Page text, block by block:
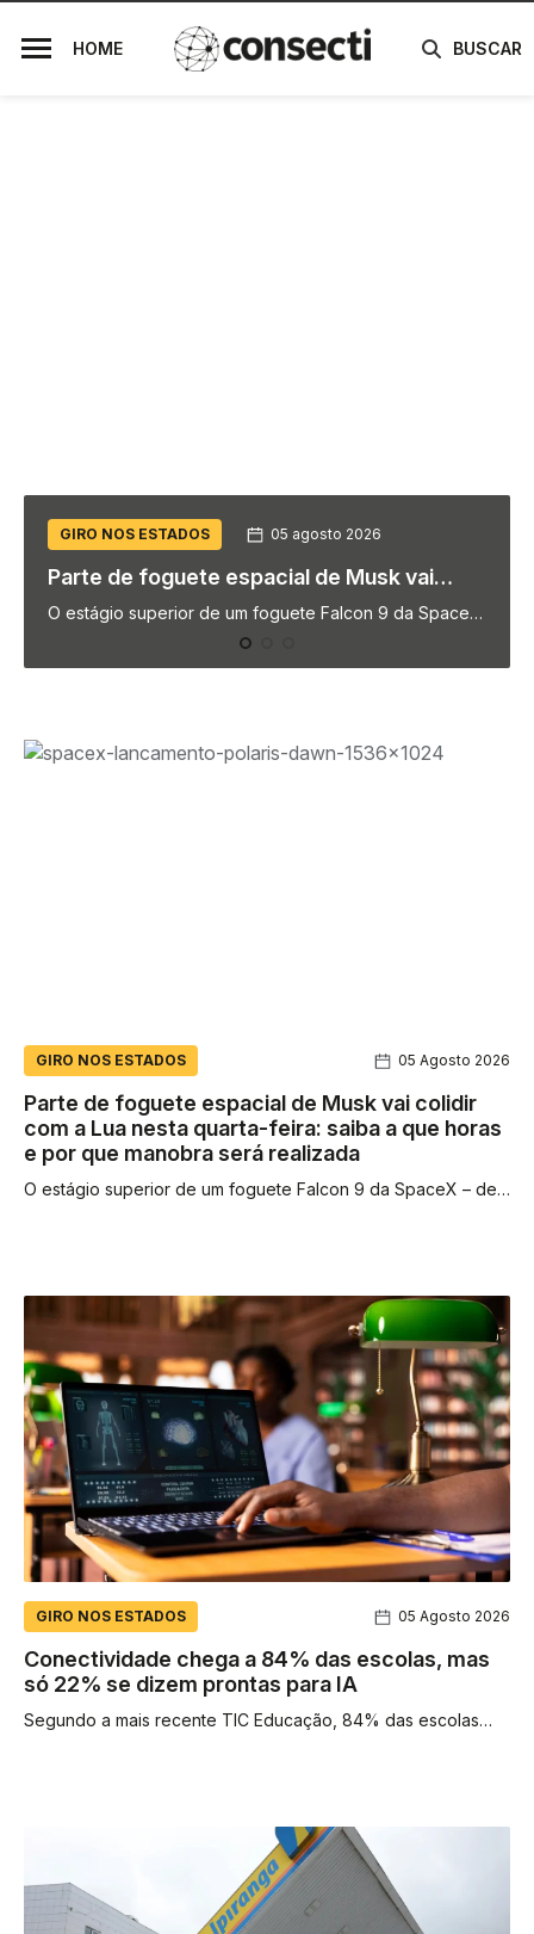
HOME BUSCAR
GIRO NOS ESTADOS 05 agosto 2026
Conectividade chega a 84% das escolas,
mas só 22% se dizem prontas para IA
Segundo a mais recente TIC Educação, 84% das
escolas contam com acesso à Internet para uso dos
GIRO NOS ESTADOS 05 Agosto 2026
Parte de foguete espacial de Musk vai colidir
com a Lua nesta quarta-feira: saiba a que horas
e por que manobra será realizada
O estágio superior de um foguete Falcon 9 da SpaceX – de
GIRO NOS ESTADOS 05 Agosto 2026
Conectividade chega a 84% das escolas, mas
só 22% se dizem prontas para IA
Segundo a mais recente TIC Educação, 84% das escolas